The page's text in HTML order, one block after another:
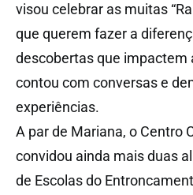
visou celebrar as muitas
que querem fazer a
descobertas que impactem
contou com conversas e
experiências.
A par de Mariana, o Centro
convidou ainda mais duas
de Escolas do